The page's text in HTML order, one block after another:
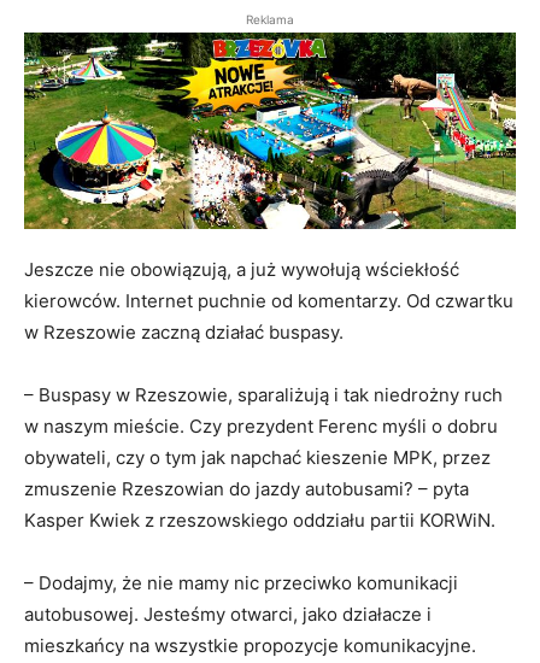
Reklama
Jeszcze nie obowiązują, a już wywołują wściekłość
kierowców. Internet puchnie od komentarzy. Od czwartku
w Rzeszowie zaczną działać buspasy.
– Buspasy w Rzeszowie, sparaliżują i tak niedrożny ruch
w naszym mieście. Czy prezydent Ferenc myśli o dobru
obywateli, czy o tym jak napchać kieszenie MPK, przez
zmuszenie Rzeszowian do jazdy autobusami? – pyta
Kasper Kwiek z rzeszowskiego oddziału partii KORWiN.
– Dodajmy, że nie mamy nic przeciwko komunikacji
autobusowej. Jesteśmy otwarci, jako działacze i
mieszkańcy na wszystkie propozycje komunikacyjne.